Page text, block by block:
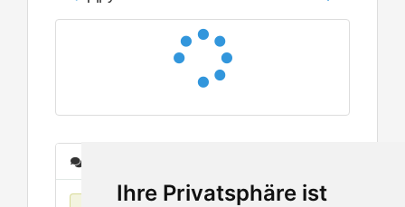
Ihre Privatsphäre ist